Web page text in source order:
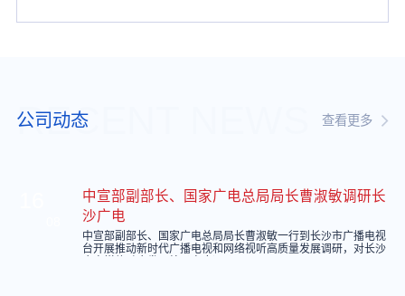
RECENT NEWS
公司动态 查看更多
中宣部副部长、国家广电总局局长曹淑敏调研长
沙广电
中宣部副部长、国家广电总局局长曹淑敏一行到长沙市广播电视
台开展推动新时代广播电视和网络视听高质量发展调研，对长沙